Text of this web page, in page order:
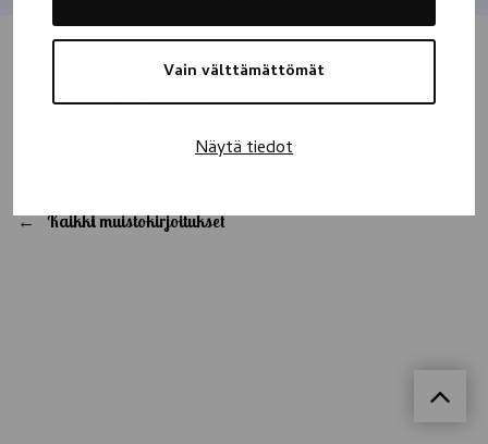
Vain välttämättömät
Näytä tiedot
Olet aina sydämessäni .
Kaikki muistokirjoitukset